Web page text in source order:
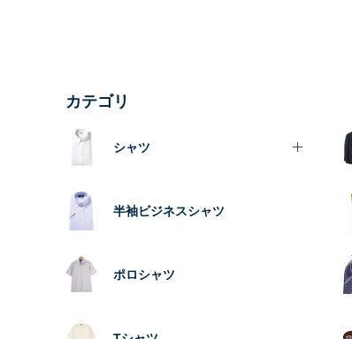
カテゴリ
シャツ
半袖ビジネスシャツ
ポロシャツ